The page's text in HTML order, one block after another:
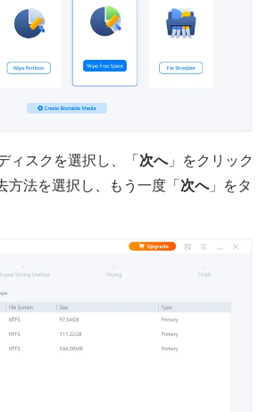
ィスクを選択し、「次へ」をクリック
方法を選択し、もう一度「次へ」をタ